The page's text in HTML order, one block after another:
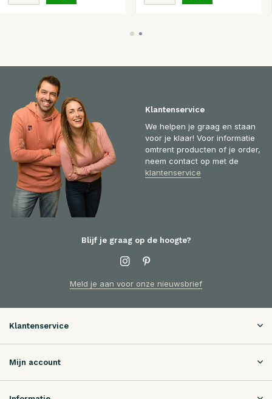
Klantenservice
We helpen je graag en staan
voor je klaar! Voor informatie
omtrent producten of je order,
neem contact op met de
klantenservice
Blijf je graag op de hoogte?
Meld je aan voor onze nieuwsbrief
Klantenservice
Mijn account